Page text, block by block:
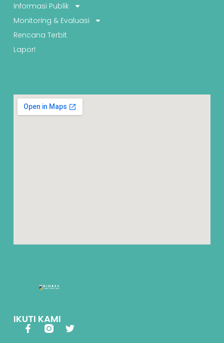
IKUTI KAMI
Informasi Publik
Monitoring & Evaluasi
Rencana Terbit
Lapor!